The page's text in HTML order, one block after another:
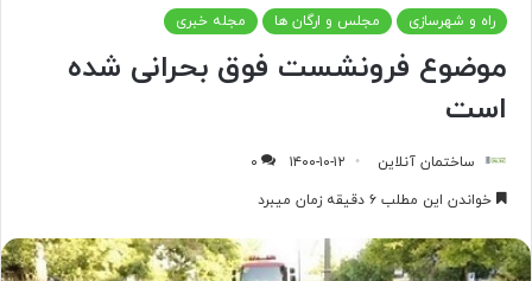
راه و شهرسازی مجلس و ارگان ها مجله خبری
موضوع فرونشست فوق بحرانی شده
است
ساختمان آنلاین ۱۴۰۰-۱۰-۱۲
۰
خواندن این مطلب ۶ دقیقه زمان میبرد